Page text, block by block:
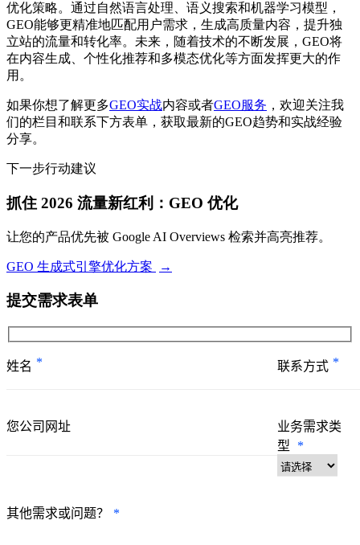
优化策略。通过自然语言处理、语义搜索和机器学习模型，
GEO能够更精准地匹配用户需求，生成高质量内容，提升独
立站的流量和转化率。未来，随着技术的不断发展，GEO将
在内容生成、个性化推荐和多模态优化等方面发挥更大的作
用。
如果你想了解更多GEO实战内容或者GEO服务 ，欢迎关注我
们的栏目和联系下方表单，获取最新的GEO趋势和实战经验
分享。
下一步行动建议
抓住 2026 流量新红利：GEO 优化
让您的产品优先被 Google AI Overviews 检索并高亮推荐。
GEO 生成式引擎优化方案 →
提交需求表单
姓名 * 联系方式 *
您公司网址
业务需求类
型
*
其他需求或问题？ *